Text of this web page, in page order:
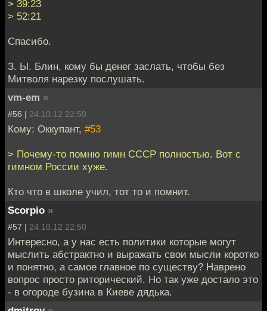
> 39:23
> 52:21
Спасибо.
З. Ы. Блин, кому бы денег заслать, чтобы без
Митволя нарезку послушать.
vm-em »
#56 | 24.10.12 22:50
Кому: Оккупант, #53
> Почему-то помню гимн СССР полностью. Вот с
гимном России хуже.
Кто что в школе учил, тот то и помнит.
Scorpio »
#57 | 24.10.12 22:50
Интересно, а у нас есть политики которые могут
мыслить абстрактно и выражать свои мысли коротко
и понятно, а самое главное по существу? Наврено
вопрос просто риторический. Но так уже достало это
- в огороде бузина в Киеве дядька.